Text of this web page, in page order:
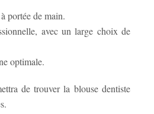
portée de main.
avec un large choix de
optimale.
de trouver la blouse dentiste